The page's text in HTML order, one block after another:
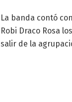
La banda contó
Robi Draco Rosa
salir de la